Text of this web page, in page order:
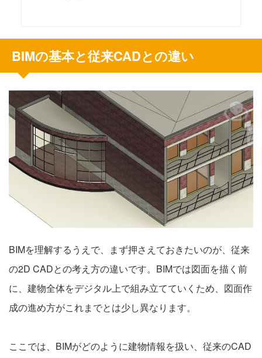
BIMの基本と従来CADとの違い
BIMを理解するうえで、まず押さえておきたいのが、従来
の2D CADとの考え方の違いです。BIMでは図面を描く前
に、建物全体をデジタル上で組み立てていくため、図面作
成の進め方がこれまでとは少し異なります。
ここでは、BIMがどのように建物情報を扱い、従来のCAD